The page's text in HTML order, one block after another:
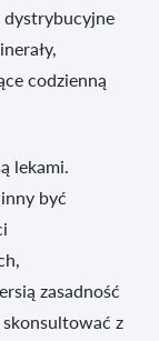
dystrybucyjne
codzienną
lekami.
być
zasadność
z